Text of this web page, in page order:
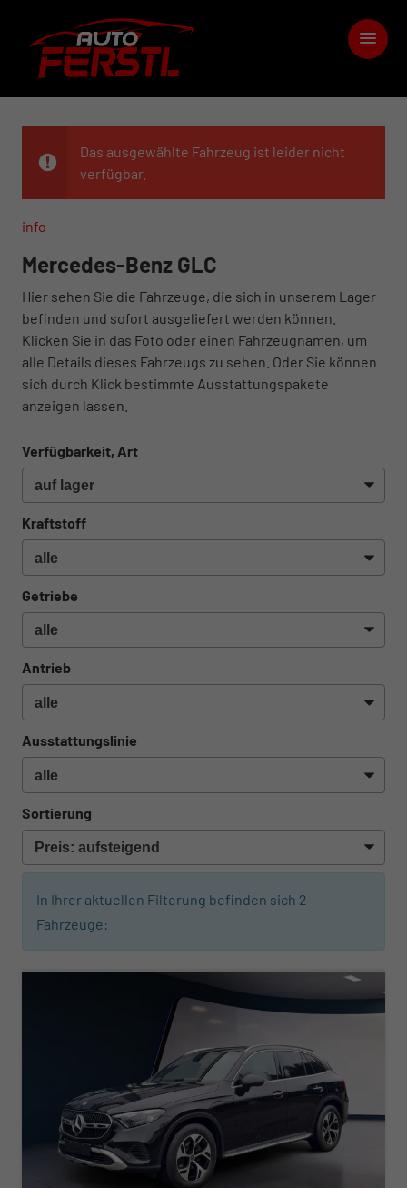
Das ausgewählte Fahrzeug ist leider nicht
verfügbar.
info
Mercedes-Benz GLC
Hier sehen Sie die Fahrzeuge, die sich in unserem Lager
befinden und sofort ausgeliefert werden können.
Klicken Sie in das Foto oder einen Fahrzeugnamen, um
alle Details dieses Fahrzeugs zu sehen. Oder Sie können
sich durch Klick bestimmte Ausstattungspakete
anzeigen lassen.
Verfügbarkeit, Art
Kraftstoff
Getriebe
Antrieb
Ausstattungslinie
Sortierung
In Ihrer aktuellen Filterung befinden sich 2
Fahrzeuge: